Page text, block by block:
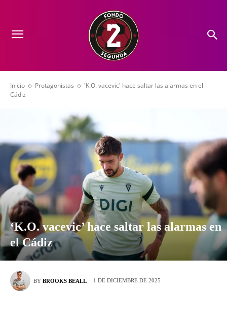
Inicio Protagonistas
'K.O. vacevic' hace saltar las alarmas en el
Cádiz
‘K.O. vacevic’ hace saltar las alarmas en
el Cádiz
BY BROOKS BEALL 1 DE DICIEMBRE DE 2025